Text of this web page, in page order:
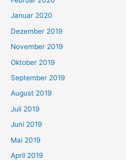
Januar 2020
Dezember 2019
November 2019
Oktober 2019
September 2019
August 2019
Juli 2019
Juni 2019
Mai 2019
April 2019